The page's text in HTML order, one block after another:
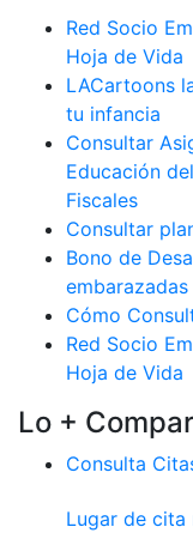
Red Socio
Hoja de Vida
LACartoons
tu infancia
Consultar
Educación
Fiscales
Consultar
Bono de
Cómo
Red Socio
Hoja de Vida
Lo +
Consulta
Lugar de cita